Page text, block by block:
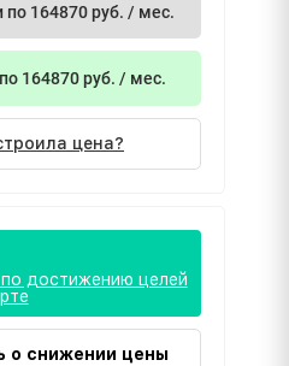
164870 руб. / мес.
164870 руб. / мес.
цена?
по достижению целей
о снижении цены